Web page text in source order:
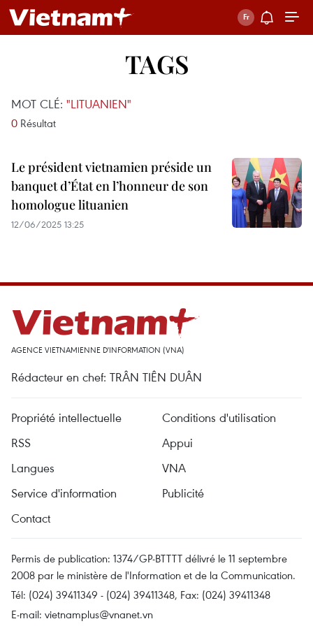
TAGS
MOT CLÉ: "LITUANIEN"
0 Résultat
Le président vietnamien préside un
banquet d’État en l’honneur de son
homologue lituanien
12/06/2025 13:25
AGENCE VIETNAMIENNE D'INFORMATION (VNA)
Rédacteur en chef: TRÂN TIÊN DUÂN
Propriété intellectuelle
Conditions d'utilisation
RSS
Appui
Langues
VNA
Service d'information
Publicité
Contact
Permis de publication: 1374/GP-BTTTT délivré le 11 septembre
2008 par le ministère de l'Information et de la Communication.
Tél: (024) 39411349 - (024) 39411348, Fax: (024) 39411348
E-mail: vietnamplus@vnanet.vn